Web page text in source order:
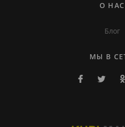
О НАС
Блог
МЫ В